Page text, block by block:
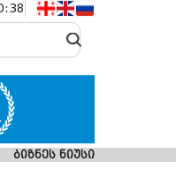
ბიზნეს ნიუსი